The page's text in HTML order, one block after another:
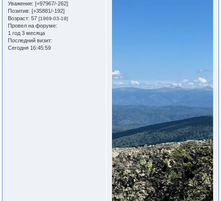
Уважение: [+97967/-262]
Позитив: [+35881/-192]
Возраст: 57[1969-03-19]
Провел на форуме:
1 год 3 месяца
Последний визит:
Сегодня 16:45:59